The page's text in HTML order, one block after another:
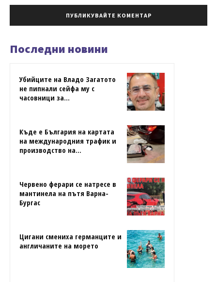
Последни новини
Убийците на Владо Загатото
не пипнали сейфа му с
часовници за...
Къде е България на картата
на международния трафик и
производство на...
Червено ферари се натресе в
мантинела на пътя Варна-
Бургас
Цигани смениха германците и
англичаните на морето